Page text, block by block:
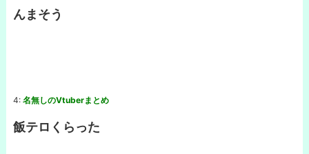
んまそう
4: 名無しのVtuberまとめ
飯テロくらった